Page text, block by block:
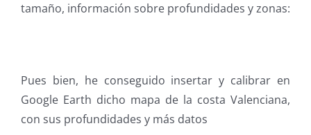
tamaño, información sobre profundidades y zonas:
Pues bien, he conseguido insertar y calibrar en
Google Earth dicho mapa de la costa Valenciana,
con sus profundidades y más datos